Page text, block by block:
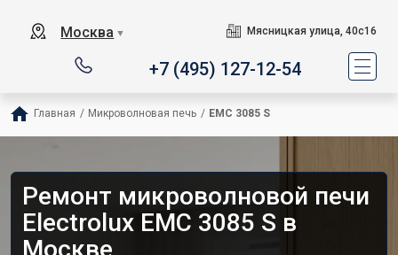
Москва ▼ Мясницкая улица, 40с16
+7 (495) 127-12-54
Главная / Микроволновая печь / EMC 3085 S
Ремонт микроволновой печи
Electrolux EMC 3085 S в